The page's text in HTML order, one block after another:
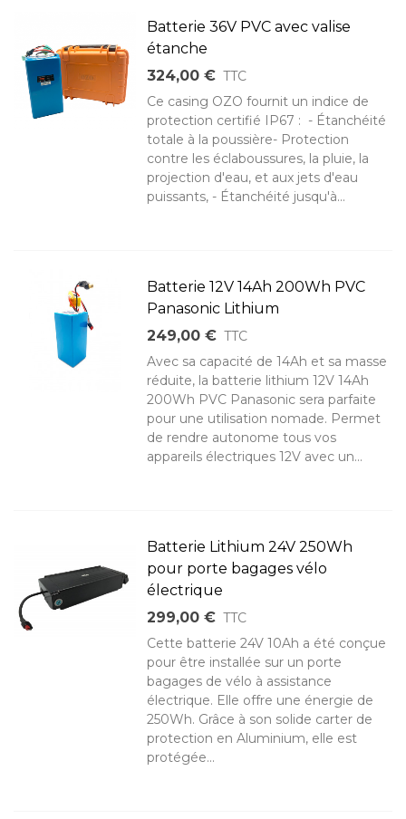
Batterie 36V PVC avec valise
étanche
324,00 € TTC
Ce casing OZO fournit un indice de
protection certifié IP67 : - Étanchéité
totale à la poussière- Protection
contre les éclaboussures, la pluie, la
projection d'eau, et aux jets d'eau
puissants, - Étanchéité jusqu'à...
Batterie 12V 14Ah 200Wh PVC
Panasonic Lithium
249,00 € TTC
Avec sa capacité de 14Ah et sa masse
réduite, la batterie lithium 12V 14Ah
200Wh PVC Panasonic sera parfaite
pour une utilisation nomade. Permet
de rendre autonome tous vos
appareils électriques 12V avec un...
Batterie Lithium 24V 250Wh
pour porte bagages vélo
électrique
299,00 € TTC
Cette batterie 24V 10Ah a été conçue
pour être installée sur un porte
bagages de vélo à assistance
électrique. Elle offre une énergie de
250Wh. Grâce à son solide carter de
protection en Aluminium, elle est
protégée...